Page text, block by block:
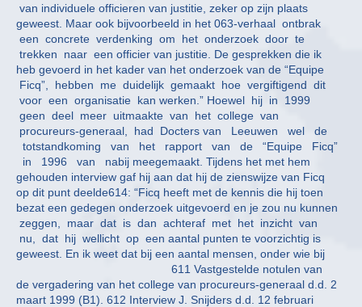
van individuele officieren van justitie, zeker op zijn plaats
geweest. Maar ook bijvoorbeeld in het 063-verhaal ontbrak
een concrete verdenking om het onderzoek door te
trekken naar een officier van justitie. De gesprekken die ik
heb gevoerd in het kader van het onderzoek van de “Equipe
Ficq”, hebben me duidelijk gemaakt hoe vergiftigend dit
voor een organisatie kan werken.” Hoewel hij in 1999
geen deel meer uitmaakte van het college van
procureurs-generaal, had Docters van Leeuwen wel de
totstandkoming van het rapport van de “Equipe Ficq”
in 1996 van nabij meegemaakt. Tijdens het met hem
gehouden interview gaf hij aan dat hij de zienswijze van Ficq
op dit punt deelde614: “Ficq heeft met de kennis die hij toen
bezat een gedegen onderzoek uitgevoerd en je zou nu kunnen
zeggen, maar dat is dan achteraf met het inzicht van
nu, dat hij wellicht op een aantal punten te voorzichtig is
geweest. En ik weet dat bij een aantal mensen, onder wie bij
611 Vastgestelde notulen van
de vergadering van het college van procureurs-generaal d.d. 2
maart 1999 (B1). 612 Interview J. Snijders d.d. 12 februari